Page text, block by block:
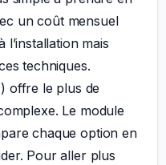
un coût mensuel
mais
techniques.
offre le plus de
Le module
chaque option en
Pour aller plus